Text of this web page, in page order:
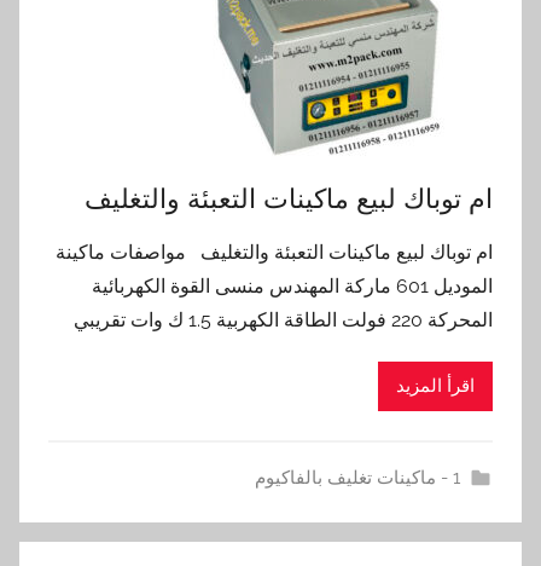
ام توباك لبيع ماكينات التعبئة والتغليف
ام توباك لبيع ماكينات التعبئة والتغليف مواصفات ماكينة
الموديل 601 ماركة المهندس منسى القوة الكهربائية
المحركة 220 فولت الطاقة الكهربية 1.5 ك وات تقريبي
اقرأ المزيد
1 - ماكينات تغليف بالفاكيوم